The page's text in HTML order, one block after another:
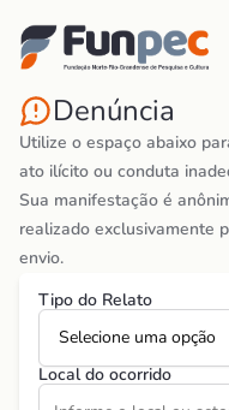
Denúncia
Utilize o espaço abaixo
ato ilícito ou conduta
Sua manifestação é
realizado exclusivamente
envio.
Tipo do Relato
Selecione uma opção
Local do ocorrido